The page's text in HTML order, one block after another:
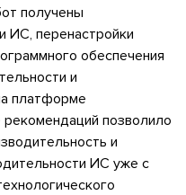
получены
ИС, перенастройки
обеспечения
и
платформе
позволило
и
ИС уже с